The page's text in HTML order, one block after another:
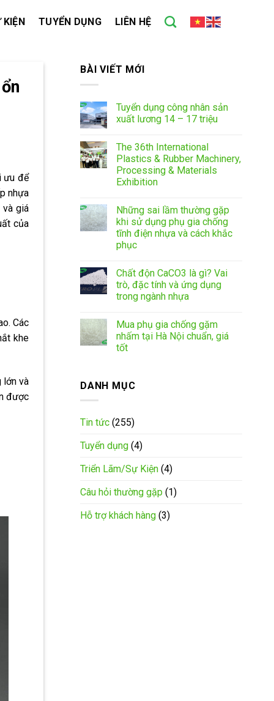
TUYỂN DỤNG LIÊN HỆ
ưu để
nhựa
và giá
của
Các
khe
lớn và
được
BÀI VIẾT MỚI
Tuyển dụng công nhân sản
xuất lương 14 – 17 triệu
The 36th International
Plastics & Rubber Machinery,
Processing & Materials
Exhibition
Những sai lầm thường gặp
khi sử dụng phụ gia chống
tĩnh điện nhựa và cách khắc
phục
Chất độn CaCO3 là gì? Vai
trò, đặc tính và ứng dụng
trong ngành nhựa
Mua phụ gia chống gặm
nhấm tại Hà Nội chuẩn, giá
tốt
DANH MỤC
Tin tức (255)
Tuyển dụng (4)
Triển Lãm/Sự Kiện (4)
Câu hỏi thường gặp (1)
Hỗ trợ khách hàng (3)